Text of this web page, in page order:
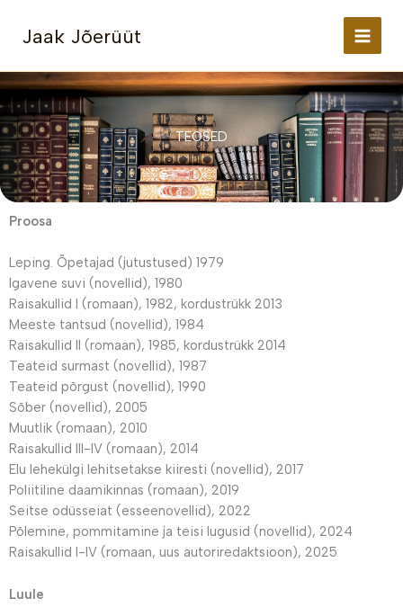
Jaak Jõerüüt
TEOSED
Proosa
Leping. Õpetajad (jutustused) 1979
Igavene suvi (novellid), 1980
Raisakullid I (romaan), 1982, kordustrükk 2013
Meeste tantsud (novellid), 1984
Raisakullid II (romaan), 1985, kordustrükk 2014
Teateid surmast (novellid), 1987
Teateid põrgust (novellid), 1990
Sõber (novellid), 2005
Muutlik (romaan), 2010
Raisakullid III-IV (romaan), 2014
Elu lehekülgi lehitsetakse kiiresti (novellid), 2017
Poliitiline daamikinnas (romaan), 2019
Seitse odüsseiat (esseenovellid), 2022
Põlemine, pommitamine ja teisi lugusid (novellid), 2024
Raisakullid I-IV (romaan, uus autoriredaktsioon), 2025
Luule